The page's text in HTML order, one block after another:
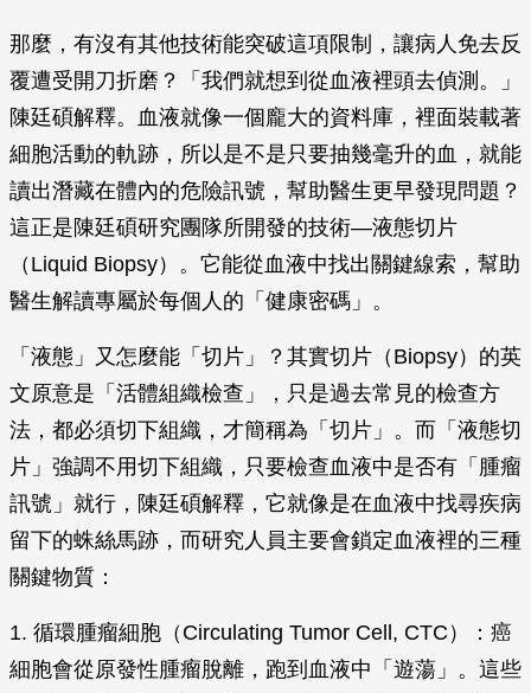
那麼，有沒有其他技術能突破這項限制，讓病人免去反
覆遭受開刀折磨？「我們就想到從血液裡頭去偵測。」
陳廷碩解釋。血液就像一個龐大的資料庫，裡面裝載著
細胞活動的軌跡，所以是不是只要抽幾毫升的血，就能
讀出潛藏在體內的危險訊號，幫助醫生更早發現問題？
這正是陳廷碩研究團隊所開發的技術—液態切片
（Liquid Biopsy）。它能從血液中找出關鍵線索，幫助
醫生解讀專屬於每個人的「健康密碼」。
「液態」又怎麼能「切片」？其實切片（Biopsy）的英
文原意是「活體組織檢查」，只是過去常見的檢查方
法，都必須切下組織，才簡稱為「切片」。而「液態切
片」強調不用切下組織，只要檢查血液中是否有「腫瘤
訊號」就行，陳廷碩解釋，它就像是在血液中找尋疾病
留下的蛛絲馬跡，而研究人員主要會鎖定血液裡的三種
關鍵物質：
1. 循環腫瘤細胞（Circulating Tumor Cell, CTC）：癌
細胞會從原發性腫瘤脫離，跑到血液中「遊蕩」。這些